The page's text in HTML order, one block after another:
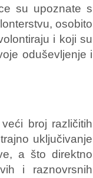
su upoznate s
osobito
i koji su
oduševljenje i
broj različitih
uključivanje
a što direktno
i raznovrsnih